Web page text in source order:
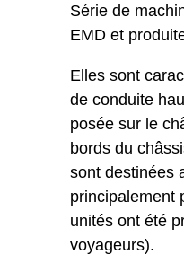
Série de
EMD et
Elles sont
de conduite
posée sur le
bords du
sont destinées
principalement
unités ont été
voyageurs).